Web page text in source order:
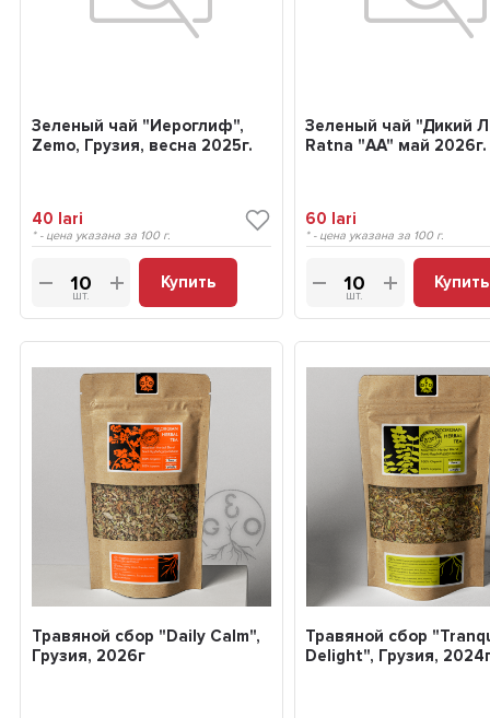
Зеленый чай "Иероглиф",
Zemo, Грузия, весна 2025г.
40 lari
* - цена указана за 100 г.
шт.
Купить
Зеленый чай "Дикий
Ratna "АA" май 2026г.
60 lari
* - цена указана за 100 г.
шт.
Купить
Травяной сбор "Daily Calm",
Грузия, 2026г
Травяной сбор
Delight", Грузия,